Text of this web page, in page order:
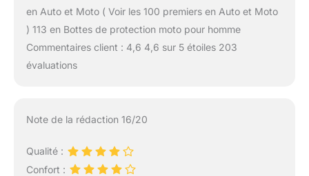
en Auto et Moto ( Voir les 100 premiers en Auto et Moto
) 113 en Bottes de protection moto pour homme
Commentaires client : 4,6 4,6 sur 5 étoiles 203
évaluations
Note de la rédaction 16/20
Qualité :
Confort :